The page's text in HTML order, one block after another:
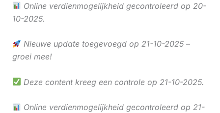
Online verdienmogelijkheid gecontroleerd op 20-
10-2025.
Nieuwe update toegevoegd op 21-10-2025 –
groei mee!
Deze content kreeg een controle op 21-10-2025.
Online verdienmogelijkheid gecontroleerd op 21-